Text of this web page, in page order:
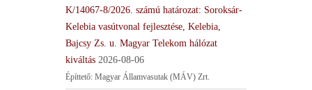
K/14067-8/2026. számú határozat: Soroksár-
Kelebia vasútvonal fejlesztése, Kelebia,
Bajcsy Zs. u. Magyar Telekom hálózat
kiváltás 2026-08-06
Építtető: Magyar Államvasutak (MÁV) Zrt.